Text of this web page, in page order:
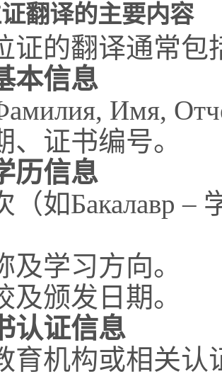
翻译的主要内容
证的翻译通常包
本信息
Имя,
、证书编号。
历信息
（如Бакалавр –
及学习方向。
及颁发日期。
认证信息
育机构或相关认